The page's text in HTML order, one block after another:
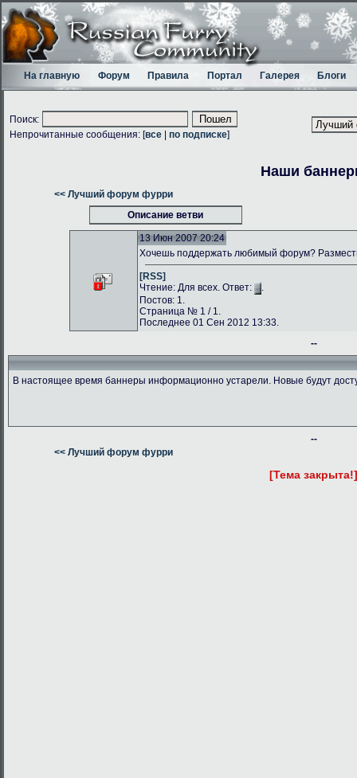
На главную Форум Правила Портал Галерея Блоги
Поиск:
Непрочитанные сообщения: [все по подписке]
Наши
<< Лучший форум фурри
Описание ветви
13 Июн 2007 20:24
Хочешь поддержать любимый форум?
[RSS]
Чтение: Для всех. Ответ:
.
Постов: 1.
Страница № 1 / 1.
Последнее 01 Сен 2012 13:33.
--
В настоящее время баннеры информационно устарели. Новые будут
--
<< Лучший форум фурри
[Тема